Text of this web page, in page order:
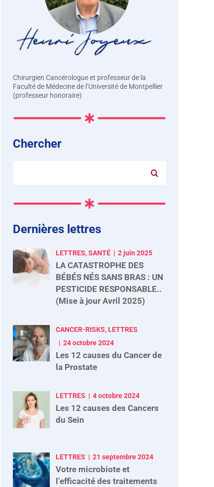
Chirurgien Cancérologue et professeur de la
Faculté de Médecine de l’Université de Montpellier
(professeur honoraire)
Chercher
Dernières lettres
LETTRES, SANTÉ 2 juin 2025
LA CATASTROPHE DES
BÉBÉS NÉS SANS BRAS : UN
PESTICIDE RESPONSABLE..
(Mise à jour Avril 2025)
CANCER-RISKS, LETTRES
24 octobre 2024
Les 12 causes du Cancer de
la Prostate
LETTRES 4 octobre 2024
Les 12 causes des Cancers
du Sein
LETTRES 21 septembre 2024
Votre microbiote et
l’efficacité des traitements